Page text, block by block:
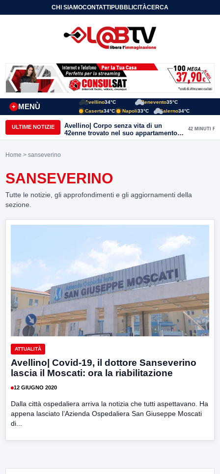
CHI SIAMOCONTATTIPUBBLICITÀCERCA
MENÙ
+
Avellino34°C Benevento35°C
Caserta34°C Napoli33°C Salerno34°C
ULTIME NOTIZIE
Avellino| Corpo senza vita di un
42enne trovato nel suo appartamento
in una pozza di sangue, giallo in viale
42 MINUTI FA
Home > sanseverino
SANSEVERINO
Tutte le notizie, gli approfondimenti e gli aggiornamenti della
sezione.
ATTUALITÀ
Avellino| Covid-19, il dottore Sanseverino
lascia il Moscati: ora la riabilitazione
12 GIUGNO 2020
Dalla città ospedaliera arriva la notizia che tutti aspettavano. Ha
appena lasciato l’Azienda Ospedaliera San Giuseppe Moscati
di...